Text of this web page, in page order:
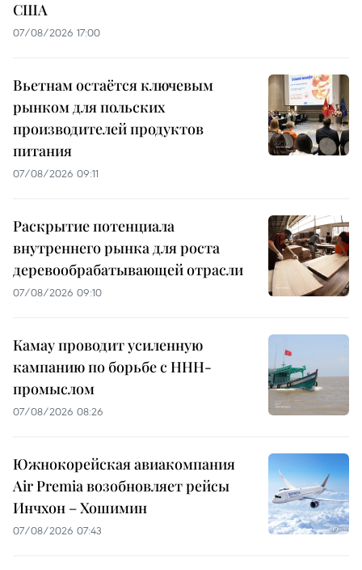
США
07/08/2026 17:00
Вьетнам остаётся ключевым
рынком для польских
производителей продуктов
питания
07/08/2026 09:11
Раскрытие потенциала
внутреннего рынка для роста
деревообрабатывающей отрасли
07/08/2026 09:10
Камау проводит усиленную
кампанию по борьбе с ННН-
промыслом
07/08/2026 08:26
Южнокорейская авиакомпания
Air Premia возобновляет рейсы
Инчхон – Хошимин
07/08/2026 07:43